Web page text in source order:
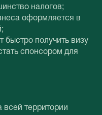
налогов;
оформляется в
быстро получить визу
спонсором для
всей территории